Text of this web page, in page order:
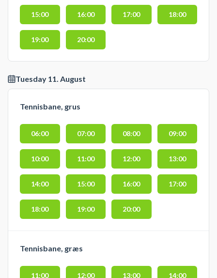
15:00 16:00 17:00 18:00
19:00 20:00
Tuesday 11. August
Tennisbane, grus
06:00 07:00 08:00 09:00
10:00 11:00 12:00 13:00
14:00 15:00 16:00 17:00
18:00 19:00 20:00
Tennisbane, græs
11:00 12:00 13:00 14:00